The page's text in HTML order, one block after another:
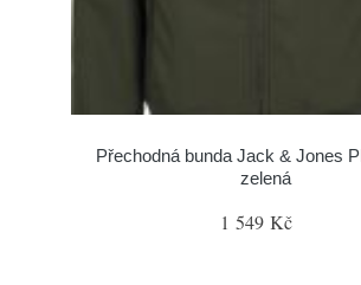
Přechodná bunda Jack & Jones
zelená
1 549 Kč